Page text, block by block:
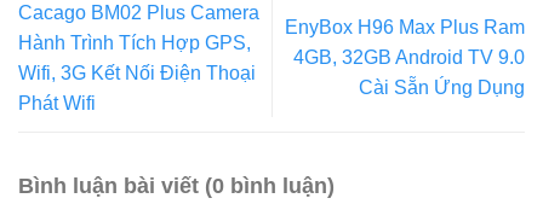
Cacago BM02 Plus Camera
Hành Trình Tích Hợp GPS,
Wifi, 3G Kết Nối Điện Thoại
Phát Wifi
EnyBox H96 Max Plus Ram
4GB, 32GB Android TV 9.0
Cài Sẵn Ứng Dụng
Bình luận bài viết (0 bình luận)